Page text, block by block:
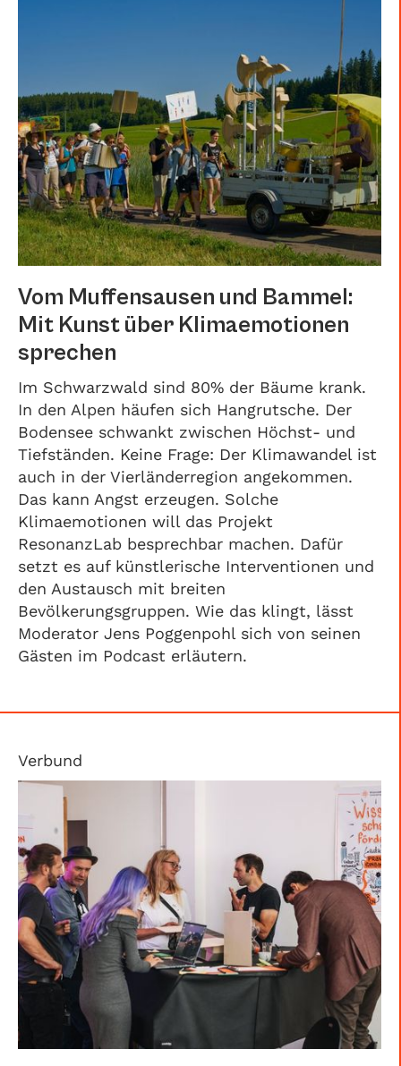
Vom Muffensausen und Bammel:
Mit Kunst über Klimaemotionen
sprechen
Im Schwarzwald sind 80% der Bäume krank.
In den Alpen häufen sich Hangrutsche. Der
Bodensee schwankt zwischen Höchst- und
Tiefständen. Keine Frage: Der Klimawandel ist
auch in der Vierländerregion angekommen.
Das kann Angst erzeugen. Solche
Klimaemotionen will das Projekt
ResonanzLab besprechbar machen. Dafür
setzt es auf künstlerische Interventionen und
den Austausch mit breiten
Bevölkerungsgruppen. Wie das klingt, lässt
Moderator Jens Poggenpohl sich von seinen
Gästen im Podcast erläutern.
Verbund